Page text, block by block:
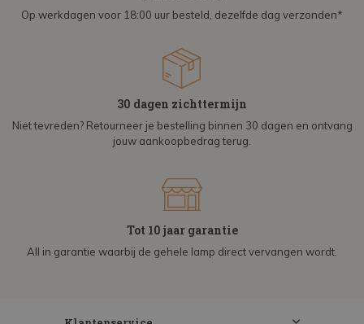
Op werkdagen voor 18:00 uur besteld, dezelfde dag verzonden*
30 dagen zichttermijn
Niet tevreden? Retourneer je bestelling binnen 30 dagen en ontvang
jouw aankoopbedrag terug.
Tot 10 jaar garantie
All in garantie waarbij de gehele lamp direct vervangen wordt.